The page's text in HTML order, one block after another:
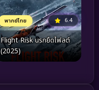
พากย์ไทย 6.4
Flight Risk นรกยึดไฟลต์
(2025)